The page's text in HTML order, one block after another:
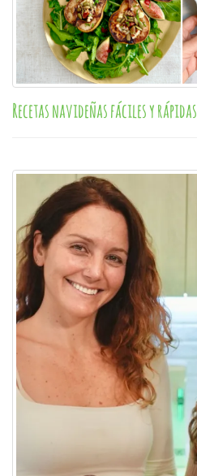
Recetas navideñas fáciles y rápidas